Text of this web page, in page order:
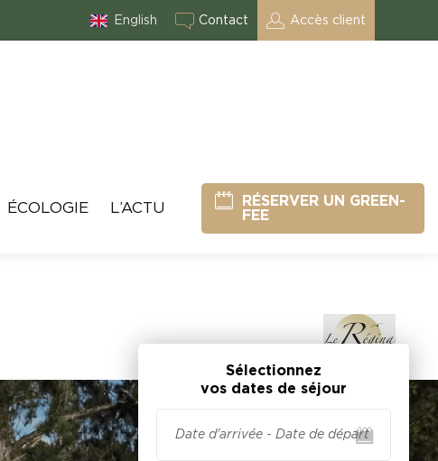
English Contact Accès client
ÉCOLOGIE L’ACTU
RÉSERVER UN GREEN-
FEE
Sélectionnez
vos dates de séjour